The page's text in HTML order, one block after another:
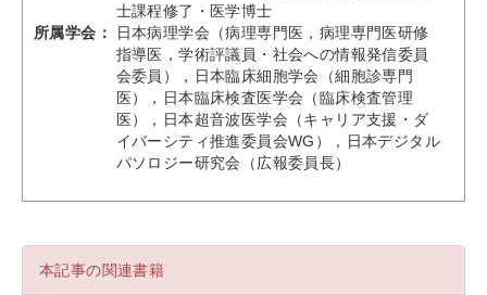
士課程修了・医学博士
所属学会：
日本病理学会（病理専門医，病理専門医研修
指導医，学術評議員・社会への情報発信委員
会委員），日本臨床細胞学会（細胞診専門
医），日本臨床検査医学会（臨床検査管理
医），日本超音波医学会（キャリア支援・ダ
イバーシティ推進委員会WG），日本デジタル
パソロジー研究会（広報委員長）
本記事の関連書籍